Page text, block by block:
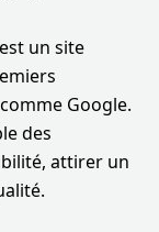
un site
Google.
des
attirer un